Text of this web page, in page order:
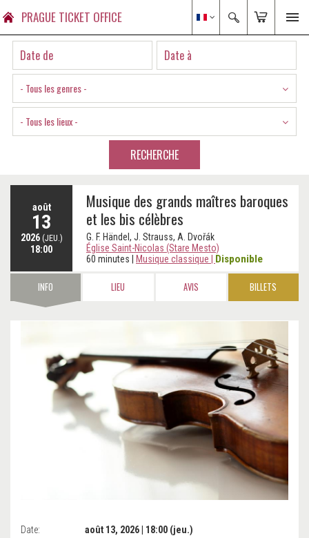
PRAGUE TICKET OFFICE
- Tous les genres -
- Tous les lieux -
RECHERCHE
août
13
2026 (JEU.)
18:00
Musique des grands maîtres baroques
et les bis célèbres
G. F. Händel, J. Strauss, A. Dvořák
Église Saint-Nicolas (Stare Mesto)
60 minutes
Musique classique Disponible
INFO LIEU AVIS BILLETS
Date:
août 13, 2026 | 18:00 (jeu.)